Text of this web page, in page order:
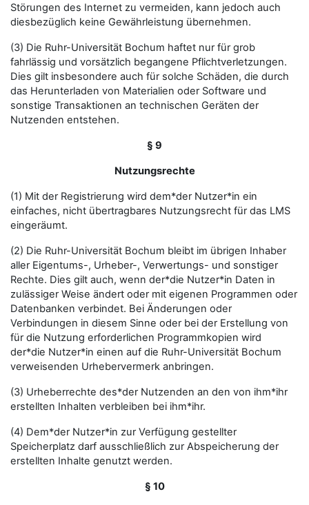
Störungen des Internet zu vermeiden, kann jedoch auch
diesbezüglich keine Gewährleistung übernehmen.
(3) Die Ruhr-Universität Bochum haftet nur für grob
fahrlässig und vorsätzlich begangene Pflichtverletzungen.
Dies gilt insbesondere auch für solche Schäden, die durch
das Herunterladen von Materialien oder Software und
sonstige Transaktionen an technischen Geräten der
Nutzenden entstehen.
§ 9
Nutzungsrechte
(1) Mit der Registrierung wird dem*der Nutzer*in ein
einfaches, nicht übertragbares Nutzungsrecht für das LMS
eingeräumt.
(2) Die Ruhr-Universität Bochum bleibt im übrigen Inhaber
aller Eigentums-, Urheber-, Verwertungs- und sonstiger
Rechte. Dies gilt auch, wenn der*die Nutzer*in Daten in
zulässiger Weise ändert oder mit eigenen Programmen oder
Datenbanken verbindet. Bei Änderungen oder
Verbindungen in diesem Sinne oder bei der Erstellung von
für die Nutzung erforderlichen Programmkopien wird
der*die Nutzer*in einen auf die Ruhr-Universität Bochum
verweisenden Urhebervermerk anbringen.
(3) Urheberrechte des*der Nutzenden an den von ihm*ihr
erstellten Inhalten verbleiben bei ihm*ihr.
(4) Dem*der Nutzer*in zur Verfügung gestellter
Speicherplatz darf ausschließlich zur Abspeicherung der
erstellten Inhalte genutzt werden.
§ 10